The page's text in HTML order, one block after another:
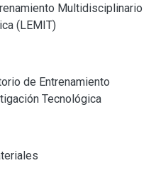
Multidisciplinario
(LEMIT)
de Entrenamiento
Tecnológica